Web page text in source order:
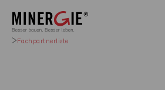
Fachpartnerliste